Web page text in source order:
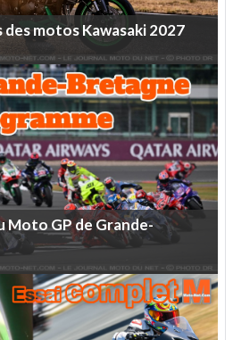
desmotosKawasaki2027
MotoGPdeGrande-